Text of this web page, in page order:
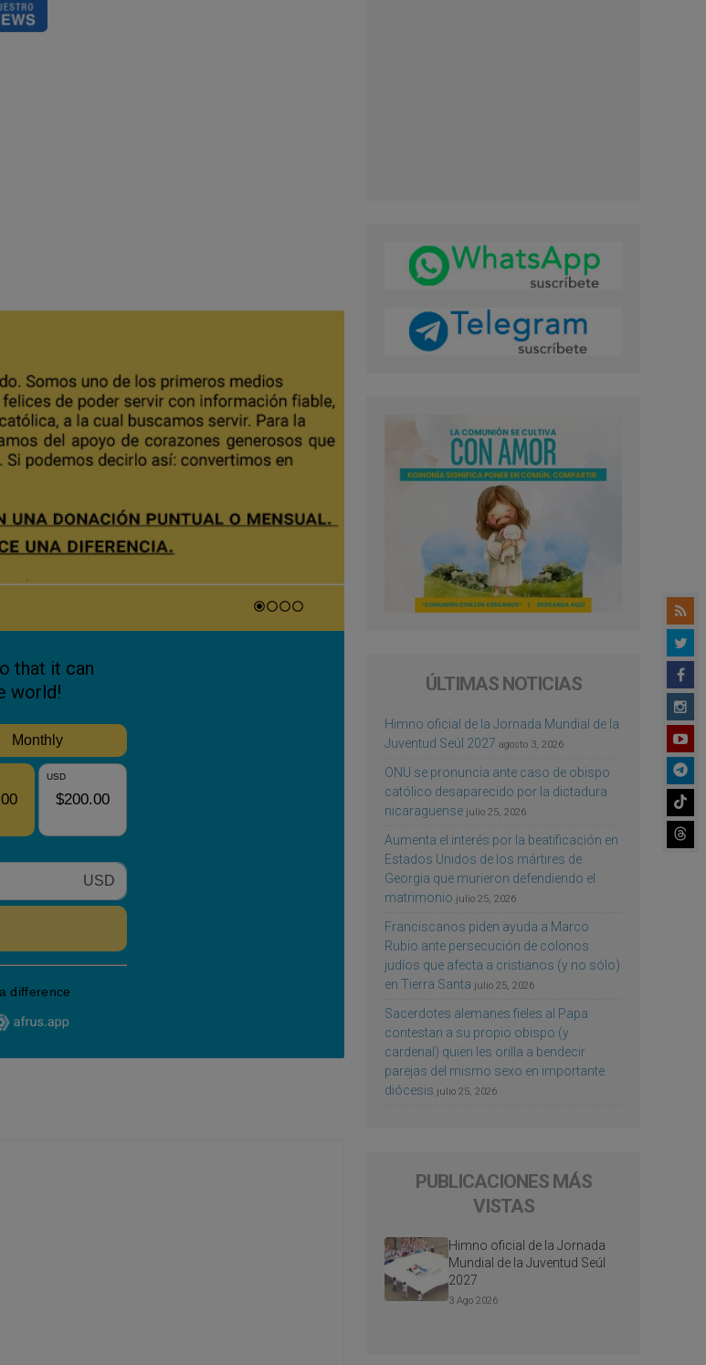
ÚLTIMAS NOTICIAS
Himno oficial de la Jornada Mundial de la
Juventud Seúl 2027 agosto 3, 2026
ONU se pronuncia ante caso de obispo
católico desaparecido por la dictadura
nicaragüense julio 25, 2026
Aumenta el interés por la beatificación en
Estados Unidos de los mártires de
Georgia que murieron defendiendo el
matrimonio julio 25, 2026
Franciscanos piden ayuda a Marco
Rubio ante persecución de colonos
judíos que afecta a cristianos (y no sólo)
en Tierra Santa julio 25, 2026
Sacerdotes alemanes fieles al Papa
contestan a su propio obispo (y
cardenal) quien les orilla a bendecir
parejas del mismo sexo en importante
diócesis julio 25, 2026
PUBLICACIONES MÁS
VISTAS
Himno oficial de la Jornada
Mundial de la Juventud Seúl
2027
3 Ago 2026